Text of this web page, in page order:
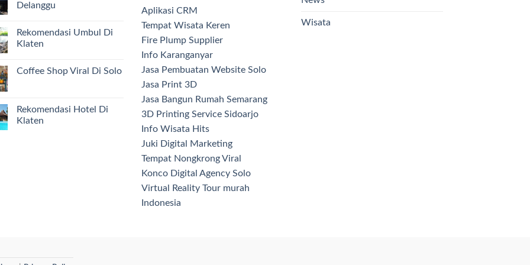
Delanggu
Rekomendasi Umbul Di
Klaten
Coffee Shop Viral Di Solo
Rekomendasi Hotel Di
Klaten
Aplikasi CRM
Tempat Wisata Keren
Fire Plump Supplier
Info Karanganyar
Jasa Pembuatan Website Solo
Jasa Print 3D
Jasa Bangun Rumah Semarang
3D Printing Service Sidoarjo
Info Wisata Hits
Juki Digital Marketing
Tempat Nongkrong Viral
Konco Digital Agency Solo
Virtual Reality Tour murah
Indonesia
Wisata